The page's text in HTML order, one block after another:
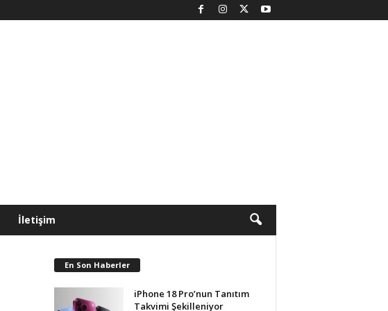
İletişim
En Son Haberler
iPhone 18 Pro’nun Tanıtım
Takvimi Şekilleniyor